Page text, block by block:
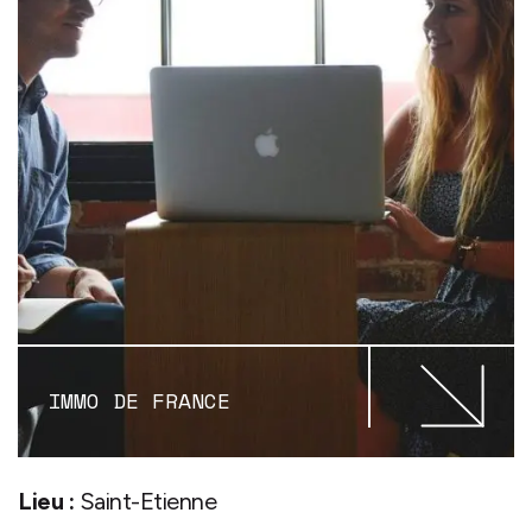
IMMO DE FRANCE
Lieu : Saint-Etienne